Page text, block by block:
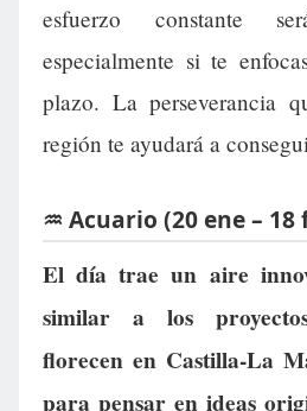
esfuerzo constante
especialmente si te
plazo. La perseverancia
región te ayudará a
♒ Acuario (20 ene – 18
El día trae un aire
similar a los
florecen en Castilla-La
para pensar en ideas